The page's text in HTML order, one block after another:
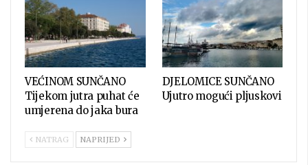
VEĆINOM SUNČANO
Tijekom jutra puhat će
umjerena do jaka bura
DJELOMICE SUNČANO
Ujutro mogući pljuskovi
NATRAG NAPRIJED